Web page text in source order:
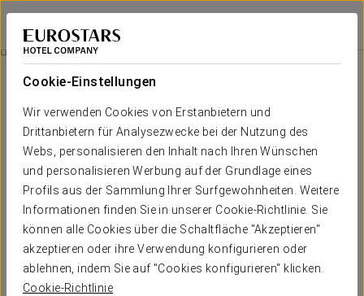
Cookie-Einstellungen
Wir verwenden Cookies von Erstanbietern und
Drittanbietern für Analysezwecke bei der Nutzung des
Webs, personalisieren den Inhalt nach Ihren Wünschen
und personalisieren Werbung auf der Grundlage eines
Profils aus der Sammlung Ihrer Surfgewohnheiten. Weitere
Informationen finden Sie in unserer Cookie-Richtlinie. Sie
können alle Cookies über die Schaltfläche "Akzeptieren"
akzeptieren oder ihre Verwendung konfigurieren oder
ablehnen, indem Sie auf "Cookies konfigurieren" klicken.
Cookie-Richtlinie
Eurostars Don Cándido
BARCELONA - TERRASSA
Angebote
Angebote
Romantisches Erlebnis
25 €